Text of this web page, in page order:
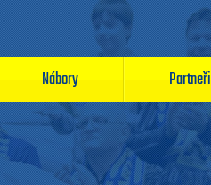
Nábory Partneři